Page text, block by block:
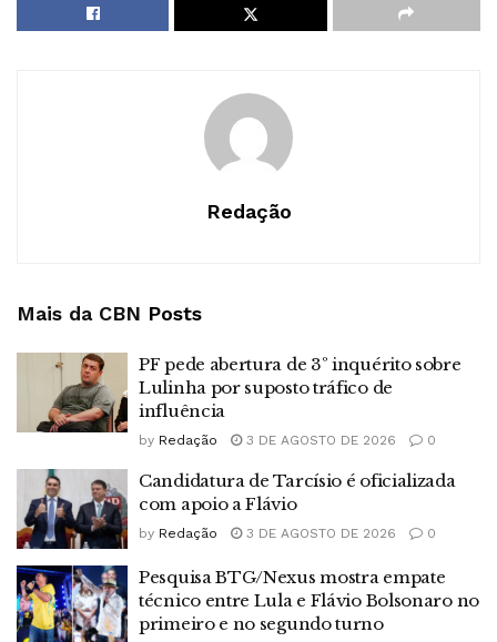
Redação
Mais da CBN Posts
PF pede abertura de 3º inquérito sobre
Lulinha por suposto tráfico de
influência
by Redação 3 DE AGOSTO DE 2026 0
Candidatura de Tarcísio é oficializada
com apoio a Flávio
by Redação 3 DE AGOSTO DE 2026 0
Pesquisa BTG/Nexus mostra empate
técnico entre Lula e Flávio Bolsonaro no
primeiro e no segundo turno